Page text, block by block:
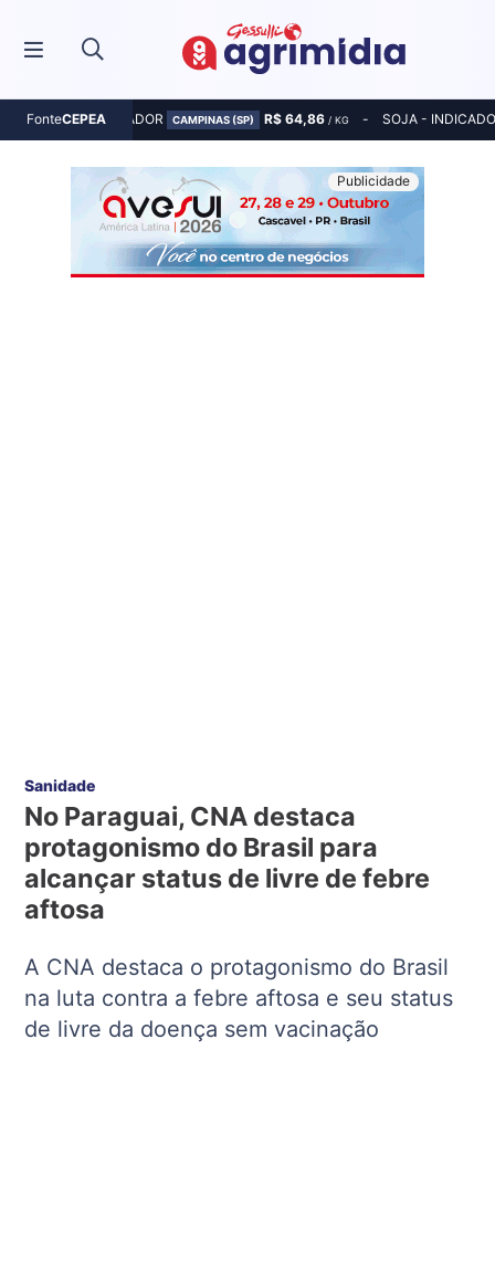
FonteCEPEA
MILHO - INDICADOR CAMPINAS (SP) R$ 64,86 / KG SOJA -
Sanidade
No Paraguai, CNA destaca
protagonismo do Brasil para
alcançar status de livre de febre
aftosa
A CNA destaca o protagonismo do Brasil
na luta contra a febre aftosa e seu status
de livre da doença sem vacinação